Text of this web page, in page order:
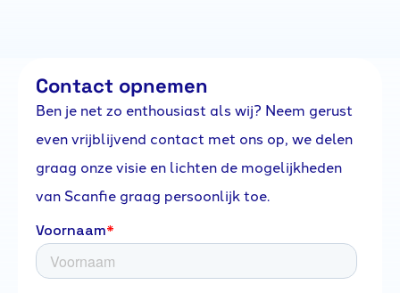
Contact opnemen
Ben je net zo enthousiast als wij? Neem gerust
even vrijblijvend contact met ons op, we delen
graag onze visie en lichten de mogelijkheden
van Scanfie graag persoonlijk toe.